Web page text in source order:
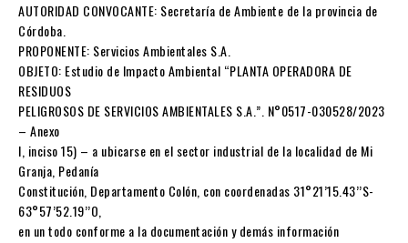
AUTORIDAD CONVOCANTE: Secretaría de Ambiente de la provincia de
Córdoba.
PROPONENTE: Servicios Ambientales S.A.
OBJETO: Estudio de Impacto Ambiental “PLANTA OPERADORA DE
RESIDUOS
PELIGROSOS DE SERVICIOS AMBIENTALES S.A.”. N°0517-030528/2023
– Anexo
I, inciso 15) – a ubicarse en el sector industrial de la localidad de Mi
Granja, Pedanía
Constitución, Departamento Colón, con coordenadas 31°21’15.43’’S-
63°57’52.19’’O,
en un todo conforme a la documentación y demás información